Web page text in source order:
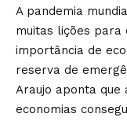
A pandemia
muitas lições para
importância de
reserva de
Araujo aponta que
economias